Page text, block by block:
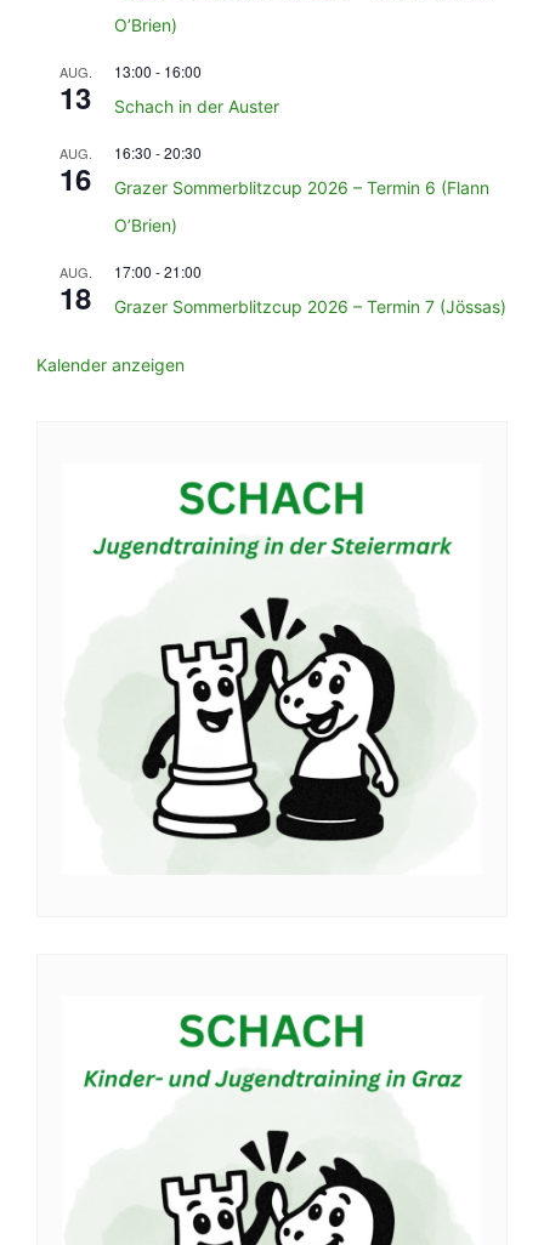
O’Brien)
AUG.
13
13:00 - 16:00
Schach in der Auster
AUG.
16
16:30 -20:30
Grazer Sommerblitzcup 2026 – Termin 6 (Flann
O’Brien)
AUG.
18
17:00 -21:00
Grazer Sommerblitzcup 2026 – Termin 7 (Jössas)
Kalender anzeigen